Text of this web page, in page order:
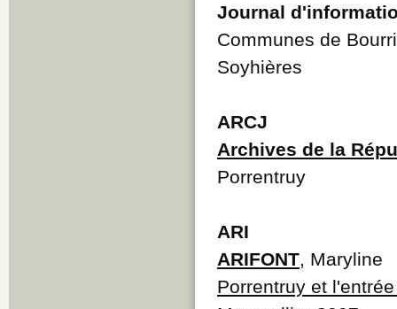
Journal
Communes de
Soyhières
ARCJ
Archives de la
Porrentruy
ARI
ARIFONT , Maryline
Porrentruy et